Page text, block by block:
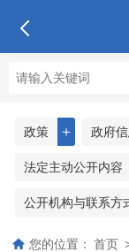
＋
政策 政府
法定主动公开内容
公开机构与联系方
您的位置： 首页